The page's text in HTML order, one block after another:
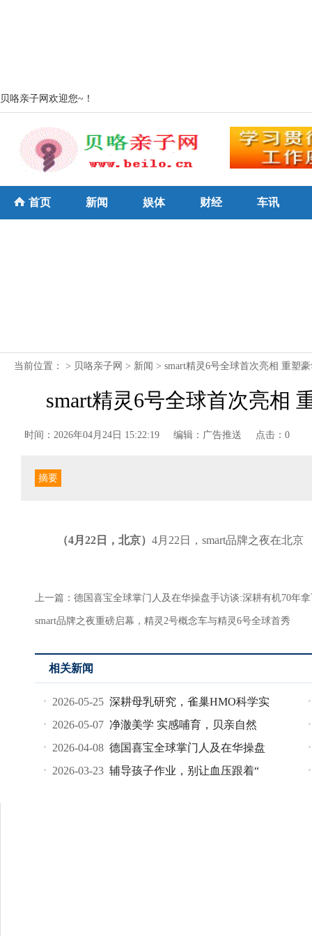
贝咯亲子网欢迎您~！
首页 新闻 娱体 财经 车讯
当前位置： > 贝咯亲子网 > 新闻 > smart精灵6号全球首次亮相 重塑
smart精灵6号全球首次亮相
时间：2026年04月24日 15:22:19 编辑：广告推送 点击：0
摘要
（4月 22 日，北京） 4月22日，smart品牌之夜在北京
上一篇： 德国喜宝全球掌门人及在华操盘手访谈:深耕有机70年
smart品牌之夜重磅启幕，精灵2号概念车与精灵6号全球首秀
相关新闻
2026-05-25 深耕母乳研究，雀巢HMO科学实
2026-05-07 净澈美学 实感哺育，贝亲自然
2026-04-08 德国喜宝全球掌门人及在华操盘
2026-03-23 辅导孩子作业，别让血压跟着“